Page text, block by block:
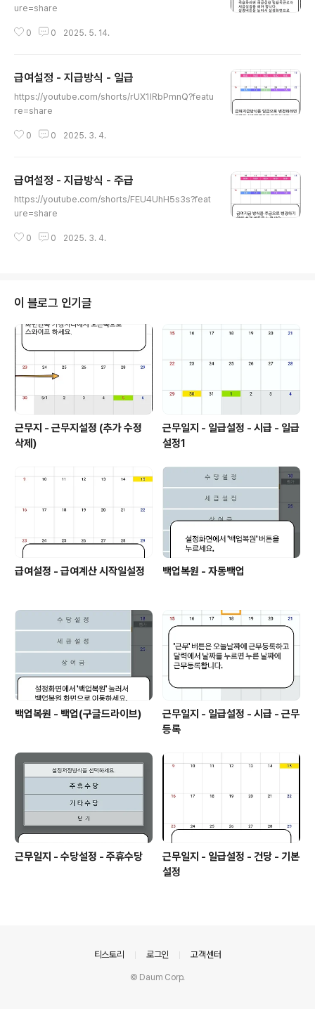
ure=share
0 0 2025. 5. 14.
급여설정 - 지급방식 - 일급
https://youtube.com/shorts/rUX1IRbPmnQ?featu
re=share
0 0 2025. 3. 4.
급여설정 - 지급방식 - 주급
https://youtube.com/shorts/FEU4UhH5s3s?feat
ure=share
0 0 2025. 3. 4.
이 블로그 인기글
근무지 - 근무지설정 (추가 수정
삭제)
근무일지 - 일급설정 - 시급 - 일급
설정1
급여설정 - 급여계산 시작일설정 백업복원 - 자동백업
백업복원 - 백업(구글드라이브)
근무일지 - 일급설정 - 시급 - 근무
등록
근무일지 - 수당설정 - 주휴수당
근무일지 - 일급설정 - 건당 - 기본
설정
티스토리 로그인 고객센터
© Daum Corp.